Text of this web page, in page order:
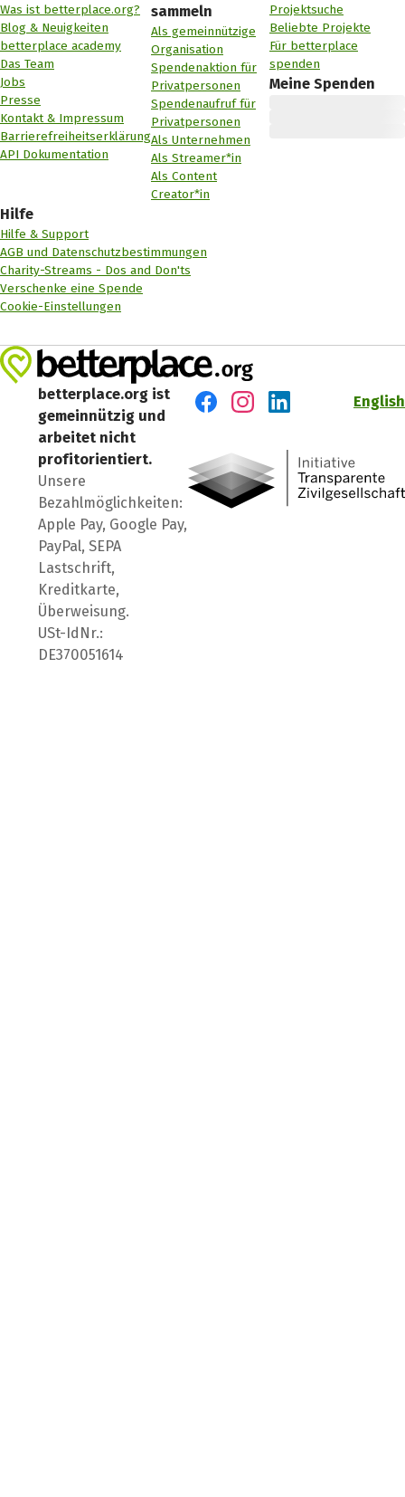
Was ist betterplace.org?
Blog & Neuigkeiten
betterplace academy
Das Team
Jobs
Presse
Kontakt & Impressum
Barrierefreiheitserklärung
API Dokumentation
sammeln
Als gemeinnützige
Organisation
Spendenaktion für
Privatpersonen
Spendenaufruf für
Privatpersonen
Als Unternehmen
Als Streamer*in
Als Content
Creator*in
Projektsuche
Beliebte Projekte
Für betterplace
spenden
Meine Spenden
Hilfe
Hilfe & Support
AGB und Datenschutzbestimmungen
Charity-Streams - Dos and Don'ts
Verschenke eine Spende
Cookie-Einstellungen
betterplace.org ist
gemeinnützig und
arbeitet nicht
profitorientiert.
Unsere
Bezahlmöglichkeiten:
Apple Pay, Google Pay,
PayPal, SEPA
Lastschrift,
Kreditkarte,
Überweisung.
USt-IdNr.:
DE370051614
English